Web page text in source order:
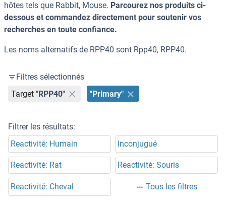
hôtes tels que Rabbit, Mouse. Parcourez nos produits ci-
dessous et commandez directement pour soutenir vos
recherches en toute confiance.
Les noms alternatifs de RPP40 sont Rpp40, RPP40.
Filtres sélectionnés
Target "RPP40" "Primary"
Filtrer les résultats:
Reactivité: Humain
Inconjugué
Reactivité: Rat Reactivité: Souris
Reactivité: Cheval Tous les filtres